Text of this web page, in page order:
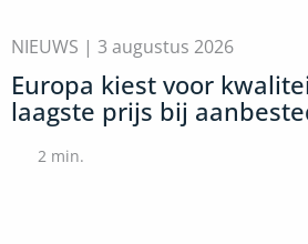
NIEUWS | 3 augustus 2026
Europa kiest voor
laagste prijs bij
2 min.